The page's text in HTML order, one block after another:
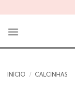
to
content
INÍCIO / CALCINHAS